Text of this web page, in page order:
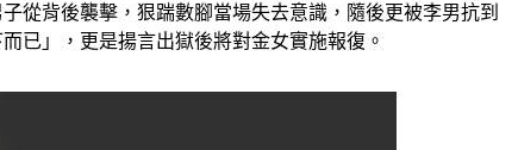
從背後襲擊，狠踹數腳當場失去意識，隨後更被李男抗到
已」，更是揚言出獄後將對金女實施報復。